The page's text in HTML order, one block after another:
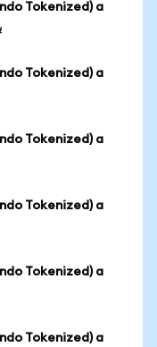
Tokenized) a
Tokenized) a
Tokenized) a
Tokenized) a
Tokenized) a
Tokenized) a